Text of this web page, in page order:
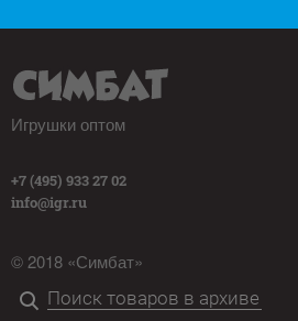
Игрушки оптом
+7 (495) 933 27 02
info@igr.ru
© 2018 «Симбат»